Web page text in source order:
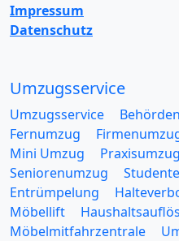
Impressum
Datenschutz
Umzugsservice
Umzugsservice
Fernumzug
Mini Umzug
Praxisumzug
Seniorenumzug
Entrümpelung
Möbellift
Möbelmitfahrzentrale